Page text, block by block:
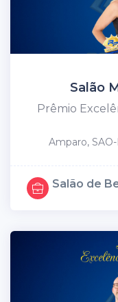
Salão
Prêmio
Amparo,
Salão de